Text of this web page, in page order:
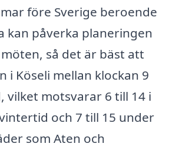
före Sverige beroende
kan påverka planeringen
så det är bäst att
i Köseli mellan klockan 9
vilket motsvarar 6 till 14 i
och 7 till 15 under
som Aten och